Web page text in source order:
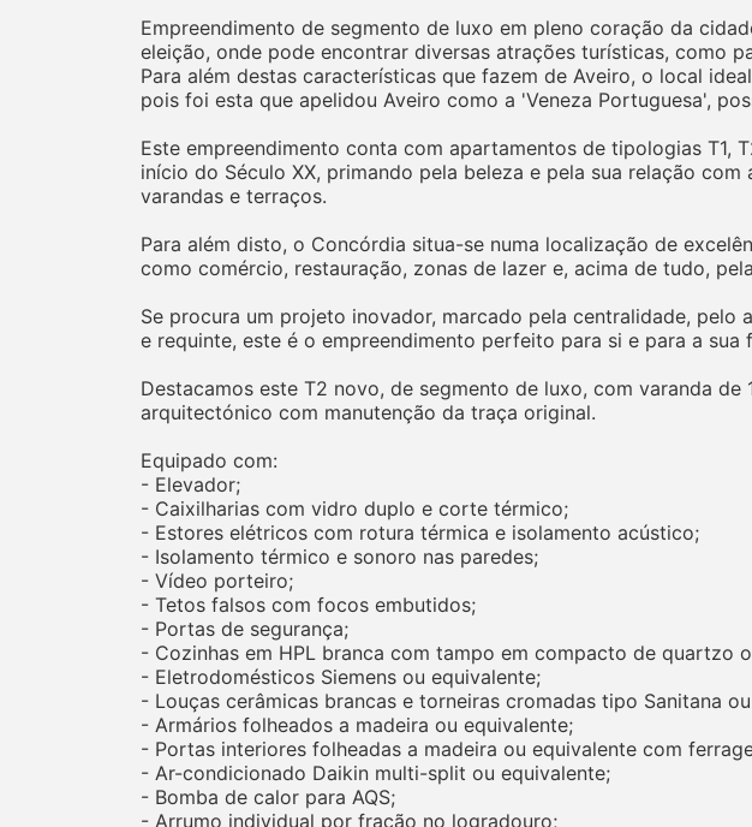
Empreendimento de segmento de luxo em pleno coração da
eleição, onde pode encontrar diversas atrações turísticas, como
Para além destas características que fazem de Aveiro, o local
pois foi esta que apelidou Aveiro como a 'Veneza Portuguesa',
Este empreendimento conta com apartamentos de tipologias T1,
início do Século XX, primando pela beleza e pela sua relação
varandas e terraços.
Para além disto, o Concórdia situa-se numa localização de
como comércio, restauração, zonas de lazer e, acima de tudo,
Se procura um projeto inovador, marcado pela centralidade,
e requinte, este é o empreendimento perfeito para si e para a sua
Destacamos este T2 novo, de segmento de luxo, com varanda
arquitectónico com manutenção da traça original.
Equipado com:
- Elevador;
- Caixilharias com vidro duplo e corte térmico;
- Estores elétricos com rotura térmica e isolamento acústico;
- Isolamento térmico e sonoro nas paredes;
- Vídeo porteiro;
- Tetos falsos com focos embutidos;
- Portas de segurança;
- Cozinhas em HPL branca com tampo em compacto de quartzo
- Eletrodomésticos Siemens ou equivalente;
- Louças cerâmicas brancas e torneiras cromadas tipo Sanitana
- Armários folheados a madeira ou equivalente;
- Portas interiores folheadas a madeira ou equivalente com
- Ar-condicionado Daikin multi-split ou equivalente;
- Bomba de calor para AQS;
- Arrumo individual por fração no logradouro;